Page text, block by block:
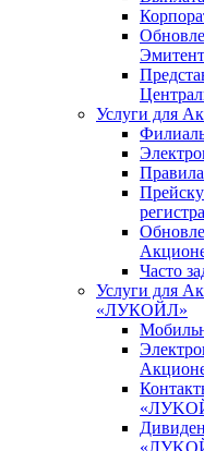
Услуги для
Правила
Часто
Услуги для
«ЛУКОЙЛ»